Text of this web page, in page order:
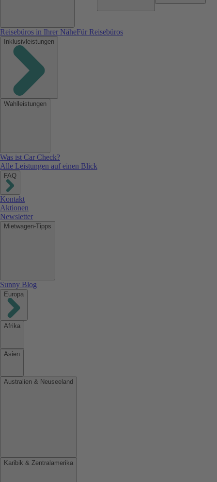
Reisebüros in Ihrer NäheFür Reisebüros
Inklusivleistungen
Wahlleistungen
Was ist Car Check?
Alle Leistungen auf einen Blick
FAQ
Kontakt
Aktionen
Newsletter
Mietwagen-Tipps
Sunny Blog
Europa
Afrika
Asien
Australien & Neuseeland
Karibik & Zentralamerika